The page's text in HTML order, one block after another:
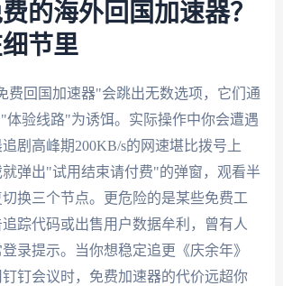
的海外回国加速器？
节里
费回国加速器"会跳出无数选项，它们通
体验线路"为诱饵。实际操作中你会遭遇
剧高峰期200KB/s的网速堪比拨号上
就弹出"试用结束请付费"的弹窗，观看半
换三个节点。更危险的是某些免费工
踪代码或出售用户数据牟利，曾有人
录提示。当你想稳定追更《庆余年》
钉会议时，免费加速器的代价远超你